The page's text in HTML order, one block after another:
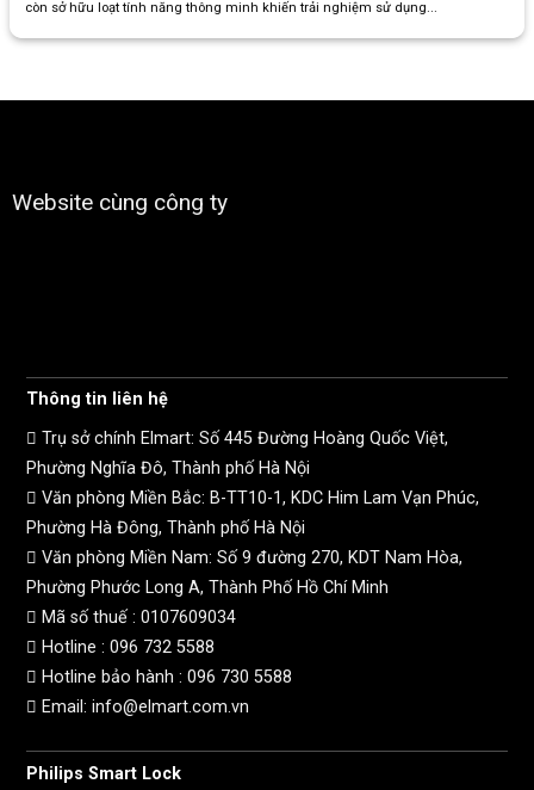
còn sở hữu loạt tính năng thông minh khiến trải nghiệm sử dụng...
Website cùng công ty
Thông tin liên hệ
Trụ sở chính Elmart: Số 445 Đường Hoàng Quốc Việt,
Phường Nghĩa Đô, Thành phố Hà Nội
Văn phòng Miền Bắc: B-TT10-1, KDC Him Lam Vạn Phúc,
Phường Hà Đông, Thành phố Hà Nội
Văn phòng Miền Nam: Số 9 đường 270, KDT Nam Hòa,
Phường Phước Long A, Thành Phố Hồ Chí Minh
Mã số thuế : 0107609034
Hotline : 096 732 5588
Hotline bảo hành : 096 730 5588
Email: info@elmart.com.vn
Philips Smart Lock